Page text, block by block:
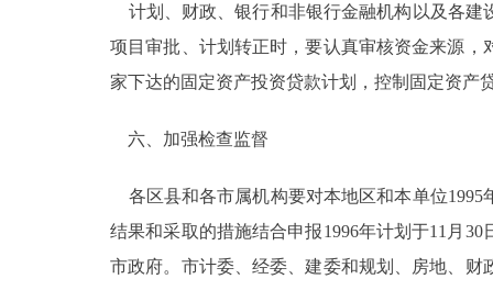
计划、财政、银行和非银行金融机构以及各建
项目审批、计划转正时，要认真审核资金来源
家下达的固定资产投资贷款计划，控制固定资产
六、加强检查监督
各区县和各市属机构要对本地区和本单位1995
结果和采取的措施结合申报1996年计划于11月
市政府。市计委、经委、建委和规划、房地、